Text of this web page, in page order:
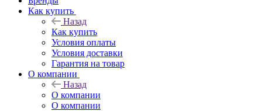
Как купить
Назад
Как купить
Условия оплаты
Условия доставки
Гарантия на товар
О компании
Назад
О компании
О компании